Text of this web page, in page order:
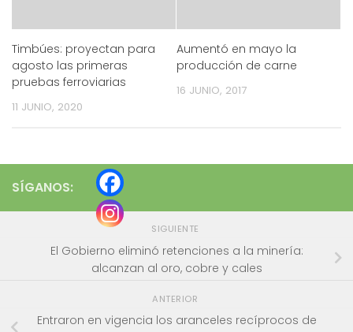
Timbúes: proyectan para
agosto las primeras
pruebas ferroviarias
11 JUNIO, 2020
Aumentó en mayo la
producción de carne
16 JUNIO, 2017
SÍGANOS:
SIGUIENTE
El Gobierno eliminó retenciones a la minería:
alcanzan al oro, cobre y cales
ANTERIOR
Entraron en vigencia los aranceles recíprocos de